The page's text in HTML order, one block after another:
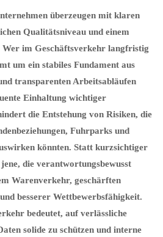
überzeugen mit klaren
Qualitätsniveau und einem
Wer im Geschäftsverkehr langfristig
um ein stabiles Fundament aus
transparenten Arbeitsabläufen
Einhaltung wichtiger
die Entstehung von Risiken, die
Fuhrparks und
könnten. Statt kurzsichtiger
die verantwortungsbewusst
Warenverkehr, geschärften
besserer Wettbewerbsfähigkeit.
bedeutet, auf verlässliche
solide zu schützen und interne